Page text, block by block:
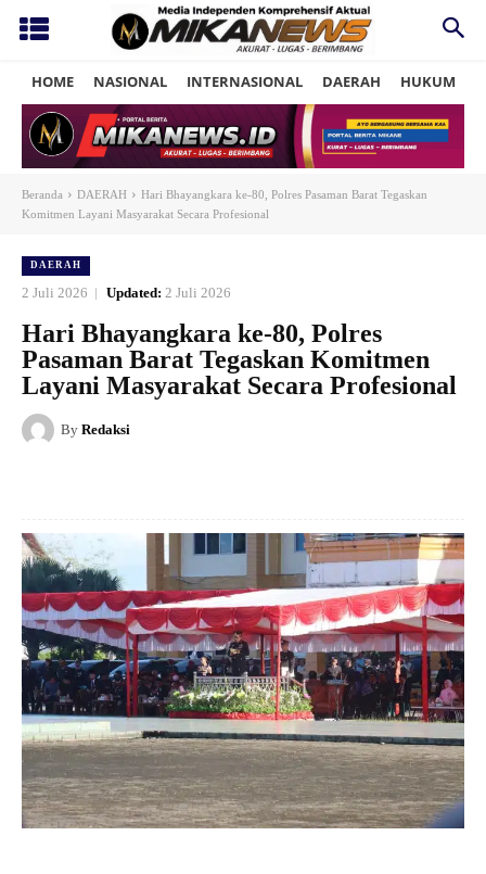
HOME NASIONAL INTERNASIONAL DAERAH HUKUM
Beranda DAERAH
Hari Bhayangkara ke-80, Polres Pasaman Barat Tegaskan
Komitmen Layani Masyarakat Secara Profesional
DAERAH
2 Juli 2026 Updated: 2 Juli 2026
Hari Bhayangkara ke-80, Polres
Pasaman Barat Tegaskan Komitmen
Layani Masyarakat Secara Profesional
By Redaksi